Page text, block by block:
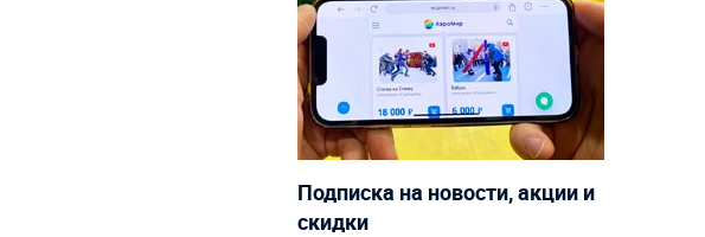
Подписка на новости, акции и
скидки